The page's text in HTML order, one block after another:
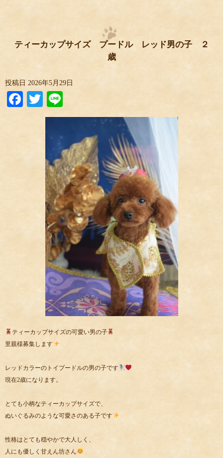
ティーカップサイズ プードル レッド男の子 ２
歳
投稿日 2026年5月29日
Facebook
Twitter
ティーカップサイズの可愛い男の子
里親様募集します
レッドカラーのトイプードルの男の子です
現在2歳になります。
とても小柄なティーカップサイズで、
ぬいぐるみのような可愛さのある子です
性格はとても穏やかで大人しく、
人にも優しく甘えん坊さん